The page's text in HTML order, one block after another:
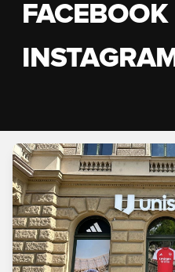
FACEBOOK
INSTAGRAM